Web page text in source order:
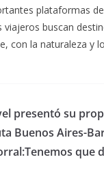
plataformas
viajeros buscan
con la naturaleza y
presentó su
Buenos Aires-
que